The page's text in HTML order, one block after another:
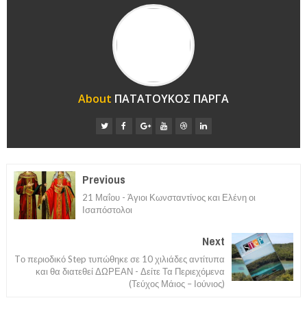
About ΠΑΤΑΤΟΥΚΟΣ ΠΑΡΓΑ
Previous
21 Μαΐου - Άγιοι Κωνσταντίνος και Ελένη οι
Ισαπόστολοι
Next
Tο περιοδικό Step τυπώθηκε σε 10 χιλιάδες αντίτυπα
και θα διατεθεί ΔΩΡΕΑΝ - Δείτε Τα Περιεχόμενα
(Τεύχος Μάιος – Ιούνιος)